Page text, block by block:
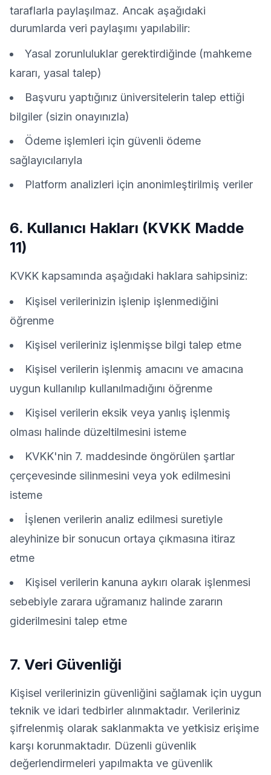
taraflarla paylaşılmaz. Ancak aşağıdaki
durumlarda veri paylaşımı yapılabilir:
Yasal zorunluluklar gerektirdiğinde (mahkeme
kararı, yasal talep)
Başvuru yaptığınız üniversitelerin talep ettiği
bilgiler (sizin onayınızla)
Ödeme işlemleri için güvenli ödeme
sağlayıcılarıyla
Platform analizleri için anonimleştirilmiş veriler
6. Kullanıcı Hakları (KVKK Madde
11)
KVKK kapsamında aşağıdaki haklara sahipsiniz:
Kişisel verilerinizin işlenip işlenmediğini
öğrenme
Kişisel verileriniz işlenmişse bilgi talep etme
Kişisel verilerin işlenmiş amacını ve amacına
uygun kullanılıp kullanılmadığını öğrenme
Kişisel verilerin eksik veya yanlış işlenmiş
olması halinde düzeltilmesini isteme
KVKK'nin 7. maddesinde öngörülen şartlar
çerçevesinde silinmesini veya yok edilmesini
isteme
İşlenen verilerin analiz edilmesi suretiyle
aleyhinize bir sonucun ortaya çıkmasına itiraz
etme
Kişisel verilerin kanuna aykırı olarak işlenmesi
sebebiyle zarara uğramanız halinde zararın
giderilmesini talep etme
7. Veri Güvenliği
Kişisel verilerinizin güvenliğini sağlamak için uygun
teknik ve idari tedbirler alınmaktadır. Verileriniz
şifrelenmiş olarak saklanmakta ve yetkisiz erişime
karşı korunmaktadır. Düzenli güvenlik
değerlendirmeleri yapılmakta ve güvenlik